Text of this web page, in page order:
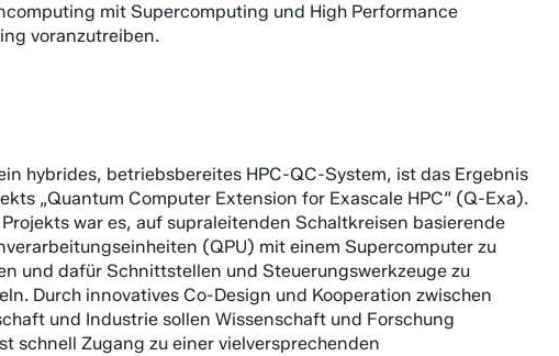
mit Supercomputing und High Performance
voranzutreiben.
hybrides, betriebsbereites HPC-QC-System, ist das Ergebnis
„Quantum Computer Extension for Exascale HPC“ (Q-Exa).
war es, auf supraleitenden Schaltkreisen basierende
(QPU) mit einem Supercomputer zu
und dafür Schnittstellen und Steuerungswerkzeuge zu
Durch innovatives Co-Design und Kooperation zwischen
und Industrie sollen Wissenschaft und Forschung
schnell Zugang zu einer vielversprechenden